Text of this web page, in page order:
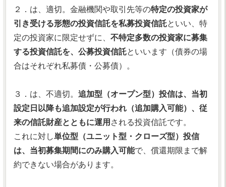
２．は、適切。金融機関や取引先等の特定の投資家が
引き受ける形態の投資信託を私募投資信託といい、特
定の投資家に限定せずに、 不特定多数の投資家に募集
する投資信託を、公募投資信託といいます（債券の場
合はそれぞれ私募債・公募債）。
３．は、不適切。 追加型（オープン型）投信は、当初
設定日以降も追加設定が行われ（追加購入可能）、従
来の信託財産とともに運用 される投資信託です。
これに対し単位型（ユニット型・クローズ型）投信
は、当初募集期間にのみ購入可能で、償還期限まで解
約できない場合があります。